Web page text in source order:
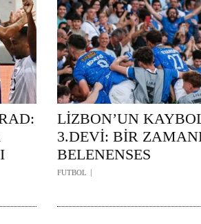
LİZBON’UN
3.DEVİ: BİR
BELENENSES
FUTBOL